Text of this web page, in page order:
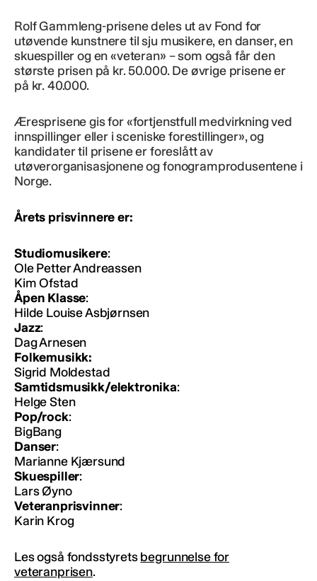
Rolf Gammleng-prisene deles ut av Fond for
utøvende kunstnere til sju musikere, en danser, en
skuespiller og en «veteran» – som også får den
største prisen på kr. 50.000. De øvrige prisene er
på kr. 40.000.
Æresprisene gis for «fortjenstfull medvirkning ved
innspillinger eller i sceniske forestillinger», og
kandidater til prisene er foreslått av
utøverorganisasjonene og fonogramprodusentene i
Norge.
Årets prisvinnere er:
Studiomusikere:
Ole Petter Andreassen
Kim Ofstad
Åpen Klasse:
Hilde Louise Asbjørnsen
Jazz:
Dag Arnesen
Folkemusikk:
Sigrid Moldestad
Samtidsmusikk/elektronika:
Helge Sten
Pop/rock:
BigBang
Danser:
Marianne Kjærsund
Skuespiller:
Lars Øyno
Veteranprisvinner:
Karin Krog
Les også fondsstyretsbegrunnelse for
veteranprisen.